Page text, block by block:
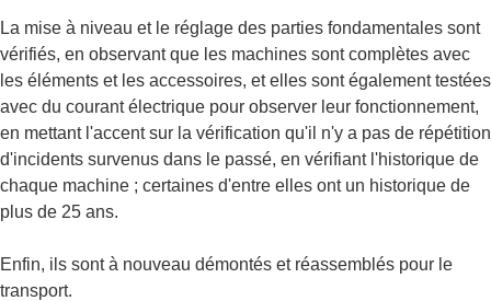
La mise à niveau et le réglage des parties fondamentales sont
vérifiés, en observant que les machines sont complètes avec
les éléments et les accessoires, et elles sont également testées
avec du courant électrique pour observer leur fonctionnement,
en mettant l'accent sur la vérification qu'il n'y a pas de répétition
d'incidents survenus dans le passé, en vérifiant l'historique de
chaque machine ; certaines d'entre elles ont un historique de
plus de 25 ans.
Enfin, ils sont à nouveau démontés et réassemblés pour le
transport.